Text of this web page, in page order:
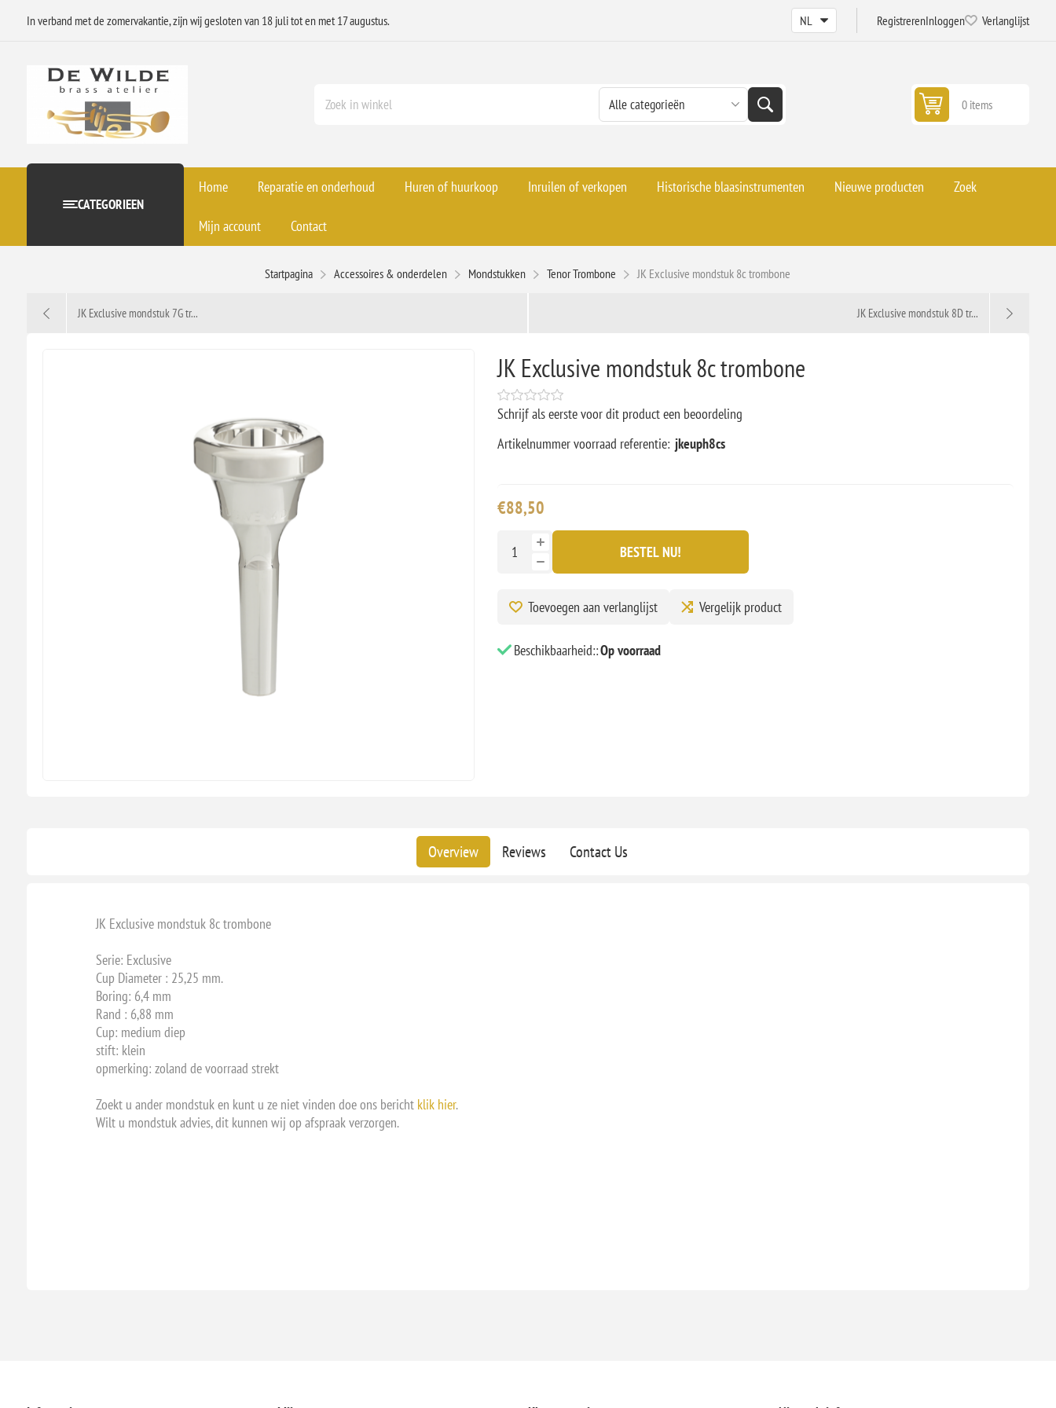
In verband met de zomervakantie, zijn wij gesloten van 18 juli tot en met 17 augustus. RegistrerenInloggen Verlanglijst
0 items
CATEGORIEEN
Home Reparatie en onderhoud Huren of huurkoop Inruilen of verkopen Historische blaasinstrumenten Nieuwe producten Zoek
Mijn account Contact
Startpagina Accessoires & onderdelen Mondstukken Tenor Trombone JK Exclusive mondstuk 8c trombone
JK Exclusive mondstuk 7G tr... JK Exclusive mondstuk 8D tr...
JK Exclusive mondstuk 8c trombone
Schrijf als eerste voor dit product een beoordeling
Artikelnummer voorraad referentie: jkeuph8cs
€88,50
BESTEL NU!
Toevoegen aan verlanglijst Vergelijk product
Beschikbaarheid::Op voorraad
Overview Reviews Contact Us
JK Exclusive mondstuk 8c trombone
Serie: Exclusive
Cup Diameter : 25,25 mm.
Boring: 6,4 mm
Rand : 6,88 mm
Cup: medium diep
stift: klein
opmerking: zoland de voorraad strekt
Zoekt u ander mondstuk en kunt u ze niet vinden doe ons bericht klik hier.
Wilt u mondstuk advies, dit kunnen wij op afspraak verzorgen.